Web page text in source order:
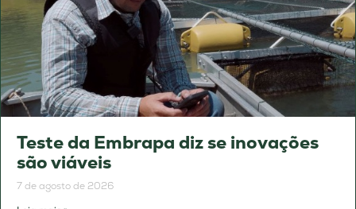
Teste da Embrapa diz se inovações
são viáveis
7 de agosto de 2026